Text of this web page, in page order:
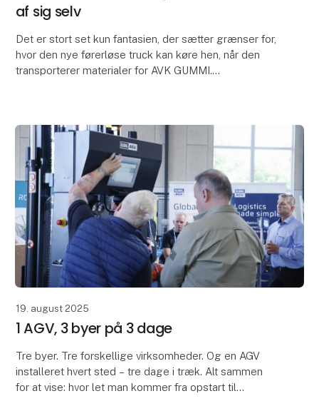
af sig selv
Det er stort set kun fantasien, der sætter grænser for,
hvor den nye førerløse truck kan køre hen, når den
transporterer materialer for AVK GUMMI.
19. august 2025
1 AGV, 3 byer på 3 dage
Tre byer. Tre forskellige virksomheder. Og en AGV
installeret hvert sted – tre dage i træk. Alt sammen
for at vise: hvor let man kommer fra opstart til